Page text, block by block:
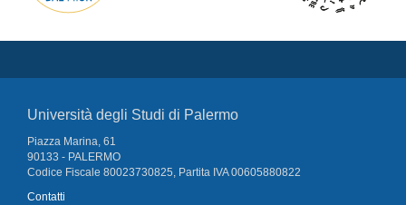
Università degli Studi di Palermo
Piazza Marina, 61
90133 - PALERMO
Codice Fiscale 80023730825, Partita IVA 00605880822
Contatti